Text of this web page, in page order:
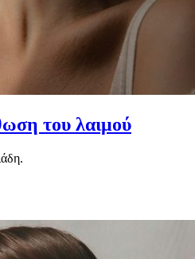
του λαιμού